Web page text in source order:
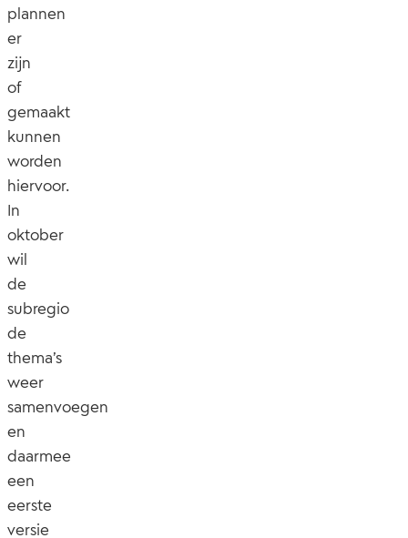
plannen
er
zijn
of
gemaakt
kunnen
worden
hiervoor.
In
oktober
wil
de
subregio
de
thema’s
weer
samenvoegen
en
daarmee
een
eerste
versie